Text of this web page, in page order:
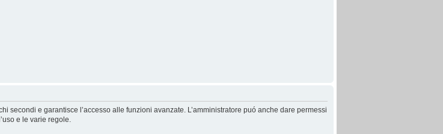
secondi e garantisce l’accesso alle funzioni avanzate. L’amministratore puó anche dare permessi
e le varie regole.